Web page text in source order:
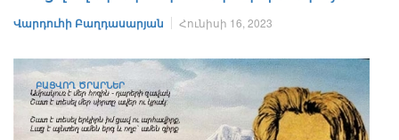
Վարդուհի Բաղդասարյան Հունիսի 16, 2023
ԲԱՑՎՈՂ ԾՐԱՐՆԵՐ